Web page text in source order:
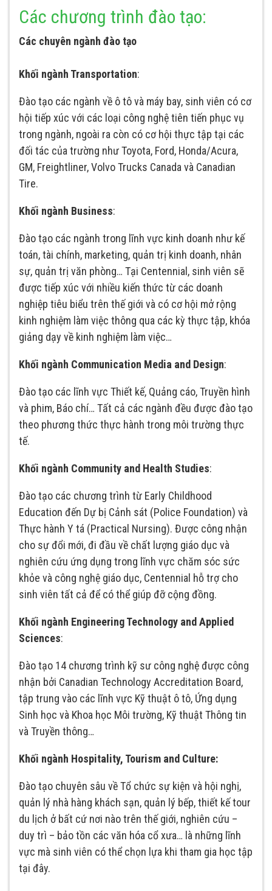
Các chương trình đào tạo:
Các chuyên ngành đào tạo
Khối ngành Transportation:
Đào tạo các ngành về ô tô và máy bay, sinh viên có cơ
hội tiếp xúc với các loại công nghệ tiên tiến phục vụ
trong ngành, ngoài ra còn có cơ hội thực tập tại các
đối tác của trường như Toyota, Ford, Honda/Acura,
GM, Freightliner, Volvo Trucks Canada và Canadian
Tire.
Khối ngành Business:
Đào tạo các ngành trong lĩnh vực kinh doanh như kế
toán, tài chính, marketing, quản trị kinh doanh, nhân
sự, quản trị văn phòng… Tại Centennial, sinh viên sẽ
được tiếp xúc với nhiều kiến thức từ các doanh
nghiệp tiêu biểu trên thế giới và có cơ hội mở rộng
kinh nghiệm làm việc thông qua các kỳ thực tập, khóa
giảng dạy về kinh nghiệm làm việc…
Khối ngành Communication Media and Design:
Đào tạo các lĩnh vực Thiết kế, Quảng cáo, Truyền hình
và phim, Báo chí… Tất cả các ngành đều được đào tạo
theo phương thức thực hành trong môi trường thực
tế.
Khối ngành Community and Health Studies:
Đào tạo các chương trình từ Early Childhood
Education đến Dự bị Cảnh sát (Police Foundation) và
Thực hành Y tá (Practical Nursing). Được công nhận
cho sự đổi mới, đi đầu về chất lượng giáo dục và
nghiên cứu ứng dụng trong lĩnh vực chăm sóc sức
khỏe và công nghệ giáo dục, Centennial hỗ trợ cho
sinh viên tất cả để có thể giúp đỡ cộng đồng.
Khối ngành Engineering Technology and Applied
Sciences:
Đào tạo 14 chương trình kỹ sư công nghệ được công
nhận bởi Canadian Technology Accreditation Board,
tập trung vào các lĩnh vực Kỹ thuật ô tô, Ứng dụng
Sinh học và Khoa học Môi trường, Kỹ thuật Thông tin
và Truyền thông…
Khối ngành Hospitality, Tourism and Culture:
Đào tạo chuyên sâu về Tổ chức sự kiện và hội nghị,
quản lý nhà hàng khách sạn, quản lý bếp, thiết kế tour
du lịch ở bất cứ nơi nào trên thế giới, nghiên cứu –
duy trì – bảo tồn các văn hóa cổ xưa… là những lĩnh
vực mà sinh viên có thể chọn lựa khi tham gia học tập
tại đây.